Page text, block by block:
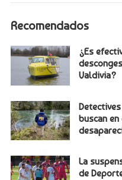
Recomendados
¿Es
Valdivia?
buscan
La
de